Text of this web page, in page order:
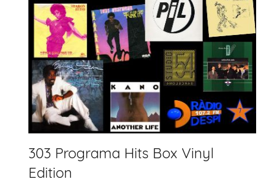
303 Programa Hits Box Vinyl
Edition